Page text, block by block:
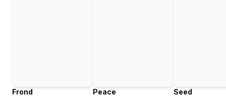
Frond
Peace
Seed